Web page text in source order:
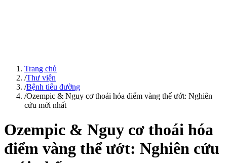
Trang chủ
/Thư viện
/Bệnh tiểu đường
/Ozempic & Nguy cơ thoái hóa điểm vàng thể ướt: Nghiên
cứu mới nhất
Ozempic & Nguy cơ thoái hóa
điểm vàng thể ướt: Nghiên cứu